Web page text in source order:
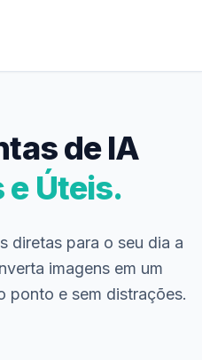
de IA
e Úteis.
diretas para o seu dia a
imagens em um
ponto e sem distrações.